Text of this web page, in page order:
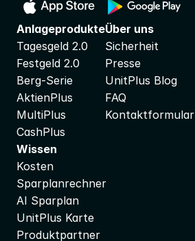
Anlageprodukte
Tagesgeld 2.0
Festgeld 2.0
Berg-Serie
AktienPlus
MultiPlus
CashPlus
Über uns
Sicherheit
Presse
UnitPlus Blog
FAQ
Kontaktformular
Wissen
Kosten
Sparplanrechner
AI Sparplan
UnitPlus Karte
Produktpartner